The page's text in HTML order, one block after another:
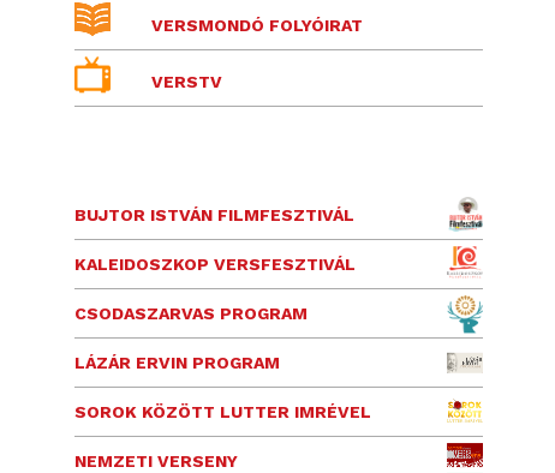
VERSMONDÓ FOLYÓIRAT
VERSTV
BUJTOR ISTVÁN FILMFESZTIVÁL
KALEIDOSZKOP VERSFESZTIVÁL
CSODASZARVAS PROGRAM
LÁZÁR ERVIN PROGRAM
SOROK KÖZÖTT LUTTER IMRÉVEL
NEMZETI VERSENY